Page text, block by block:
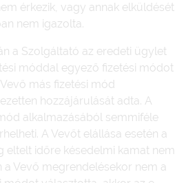
érkezik, vagy annak elküldését
nem igazolta.
a Szolgáltató az eredeti ügylet
móddal egyező fizetési módot
más fizetési mód
hozzájárulását adta. A
alkalmazásából semmiféle
A Vevőt elállása esetén a
eltelt időre késedelmi kamat nem
a Vevő megrendelésekor nem a